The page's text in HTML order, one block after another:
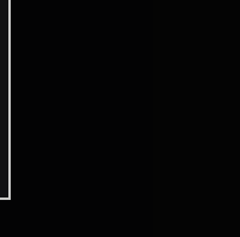
de Personalizacion